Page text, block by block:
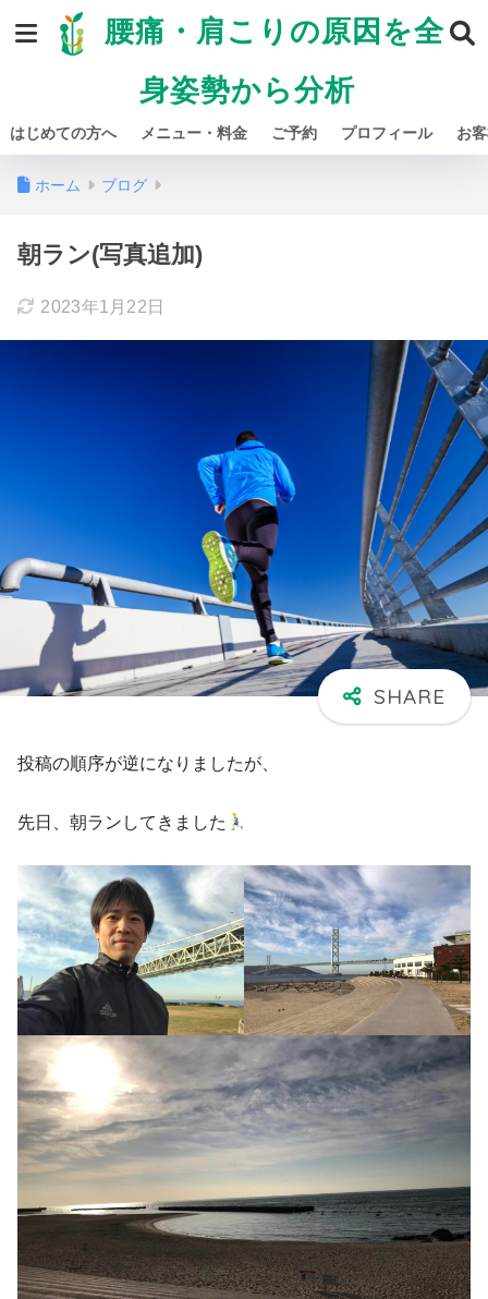
腰痛・肩こりの原因を全
身姿勢から分析
はじめての方へ メニュー・料金 ご予約 プロフィール お
ホーム ブログ
朝ラン(写真追加)
2023年1月22日
投稿の順序が逆になりましたが、
先日、朝ランしてきました